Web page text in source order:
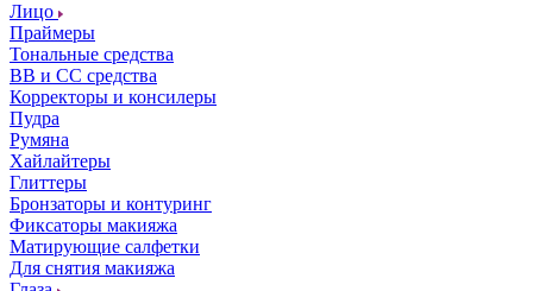
Лицо
Праймеры
Тональные средства
ВВ и СС средства
Корректоры и консилеры
Пудра
Румяна
Хайлайтеры
Глиттеры
Бронзаторы и контуринг
Фиксаторы макияжа
Матирующие салфетки
Для снятия макияжа